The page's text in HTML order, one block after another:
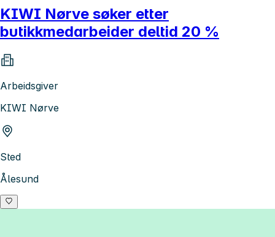
KIWI Nørve søker etter
butikkmedarbeider deltid 20 %
Arbeidsgiver
KIWI Nørve
Sted
Ålesund